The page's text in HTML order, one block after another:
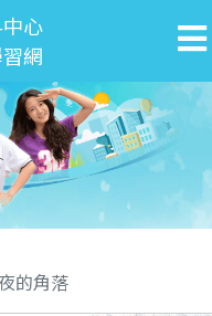
心
網
的角落